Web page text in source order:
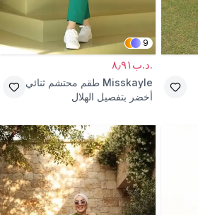
9
.د.ب٨٫٩١
Misskayle طقم محتشم ثنائي
أخضر بتفصيل الهلال